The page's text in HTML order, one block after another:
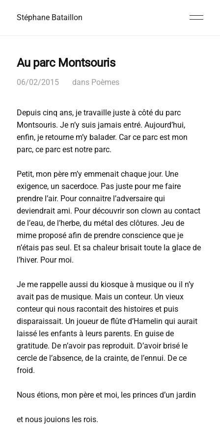
Stéphane Bataillon
Au parc Montsouris
06/02/2015 dans Poèmes
Depuis cinq ans, je travaille juste à côté du parc
Montsouris. Je n’y suis jamais entré. Aujourd’hui,
enfin, je retourne m’y balader. Car ce parc est mon
parc, ce parc est notre parc.
Petit, mon père m’y emmenait chaque jour. Une
exigence, un sacerdoce. Pas juste pour me faire
prendre l’air. Pour connaitre l’adversaire qui
deviendrait ami. Pour découvrir son clown au contact
de l’eau, de l’herbe, du métal des clôtures. Jeu de
mime proposé afin de prendre conscience que je
n’étais pas seul. Et sa chaleur brisait toute la glace de
l’hiver. Pour moi.
Je me rappelle aussi du kiosque à musique ou il n’y
avait pas de musique. Mais un conteur. Un vieux
conteur qui nous racontait des histoires et puis
disparaissait. Un joueur de flûte d’Hamelin qui aurait
laissé les enfants à leurs parents. En guise de
gratitude. De n’avoir pas reproduit. D’avoir brisé le
cercle de l’absence, de la crainte, de l’ennui. De ce
froid.
Nous étions, mon père et moi, les princes d’un jardin
et nous jouions les rois.